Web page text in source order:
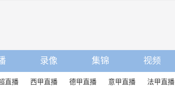
录像 集锦 视频
直播 西甲直播 德甲直播 意甲直播 法甲直播